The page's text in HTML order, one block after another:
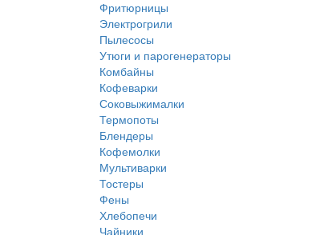
Фритюрницы
Электрогрили
Пылесосы
Утюги и парогенераторы
Комбайны
Кофеварки
Соковыжималки
Термопоты
Блендеры
Кофемолки
Мультиварки
Тостеры
Фены
Хлебопечи
Чайники